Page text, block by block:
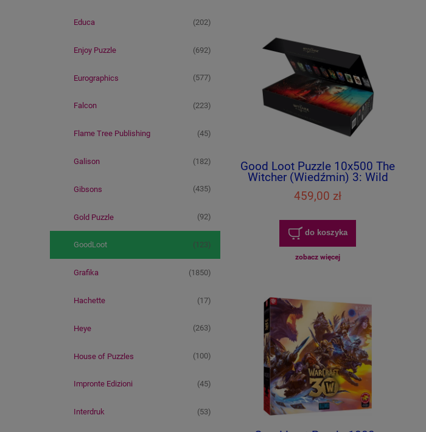
Educa (202)
Enjoy Puzzle (692)
Eurographics (577)
Falcon (223)
Flame Tree Publishing (45)
Galison (182)
Gibsons (435)
Gold Puzzle (92)
GoodLoot (123)
Grafika (1850)
Hachette (17)
Heye (263)
House of Puzzles (100)
Impronte Edizioni (45)
Interdruk (53)
Good Loot Puzzle 10x500 The
Witcher (Wiedźmin) 3: Wild
Hunt
459,00 zł
do koszyka
zobacz więcej